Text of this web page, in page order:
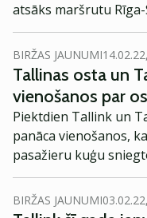
atsāks maršrutu
BIRŽAS JAUNUMI
Tallinas osta un
vienošanos par
Piektdien Tallink un
panāca vienošanos,
pasažieru kuģu
Vecajā ostā.
BIRŽAS JAUNUMI